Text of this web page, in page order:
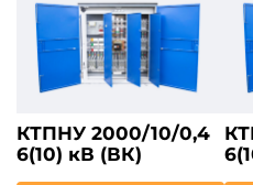
КТПНУ 2000/10/0,4
6(10) кВ (ВК)